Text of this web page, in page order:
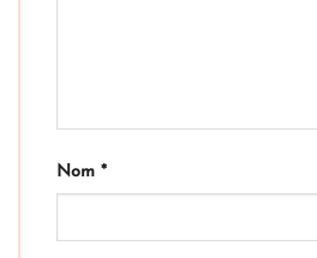
Nom *